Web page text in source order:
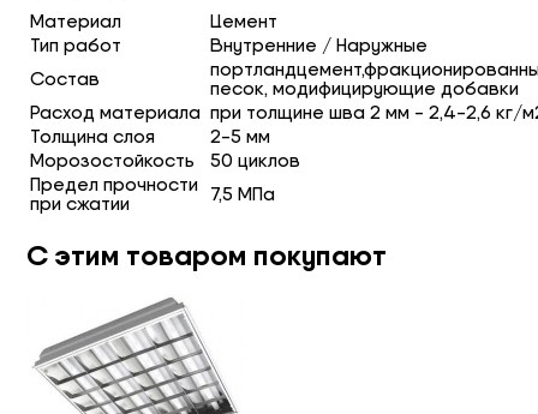
Материал
Цемент
Тип работ
Внутренние / Наружные
Состав
песок, модифицирующие добавки
Расход материала при толщине шва 2 мм - 2,4-2,6 кг/
Толщина слоя
2-5 мм
Морозостойкость
50 циклов
Предел прочности
при сжатии
7,5 МПа
С этим товаром покупают